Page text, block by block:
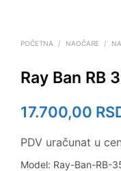
POČETNA / NAOČARE /
Ray Ban RB
17.700,00
PDV uračunat u
Model: Ray-Ban-RB-